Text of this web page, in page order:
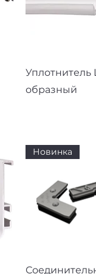
Быстрый
Уплотнитель
образный
Быстрый
Новинка